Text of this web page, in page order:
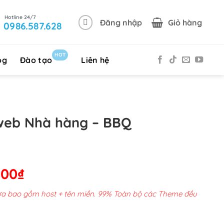
0986.587.628 Đăng nhập Giỏ hàng
Đào tạo
HOT
Liên hệ
Nhà hàng – BBQ
₫Giá
hiện
tại
bao gồm host + tên miền. 99% Toàn bộ các Theme đều